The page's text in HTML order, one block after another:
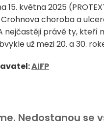
15. května 2025
choroba a
nejčastěji právě ty, kteří
už mezi 20. a 30.
AIFP
Nedostanou se